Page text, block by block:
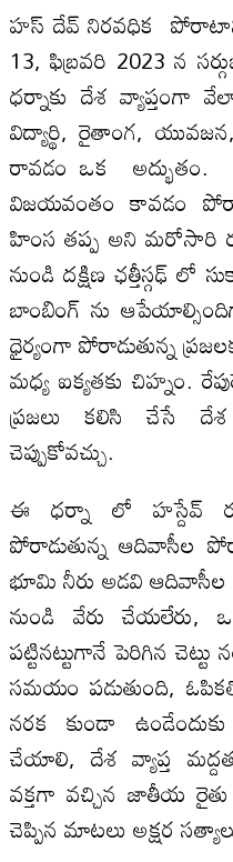
హస్ దేవ్ నిరవధిక
13, ఫిబ్రవరి 2023 న
ధర్నాకు దేశ వ్యాప్తంగా
విద్యార్థి, రైతాంగ,
రావడం ఒక అద్భుతం.
విజయవంతం కావడం
హింస తప్ప అని మరోసారి
నుండి దక్షిణ ఛత్తీస్గఢ్ లో
బాంబింగ్ ను
ధైర్యంగా పోరాడుతున్న
మధ్య ఐక్యతకు చిహ్నం.
ప్రజలు కలిసి చేసే
చెప్పుకోవచ్చు.
ఈ ధర్నా లో హస్దేవ్
పోరాడుతున్న ఆదివాసీల
భూమి నీరు అడవి
నుండి వేరు చేయలేరు,
పట్టినట్టుగానే పెరిగిన
సమయం పడుతుంది,
నరక కుండా
చేయాలి, దేశ వ్యాప్త
వక్తగా వచ్చిన జాతీయ
చెప్పిన మాటలు అక్షర